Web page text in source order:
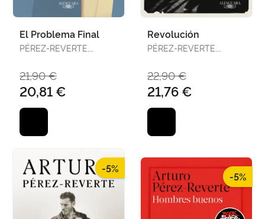
El Problema Final
PÉREZ-REVERTE,
21,90 €
20,81 €
Revolución
PÉREZ-REVERTE,
22,90 €
21,76 €
-5%
-5%